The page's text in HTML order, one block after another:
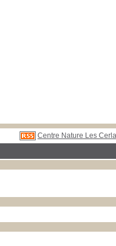
Centre Nature Les